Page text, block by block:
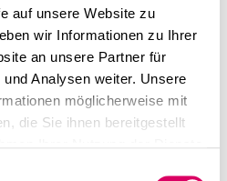
auf unsere Website zu
wir Informationen zu Ihrer
an unsere Partner für
Analysen weiter. Unsere
möglicherweise mit
die Sie ihnen bereitgestellt